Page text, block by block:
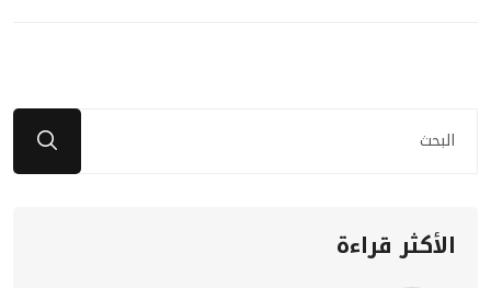
الأكثر قراءة